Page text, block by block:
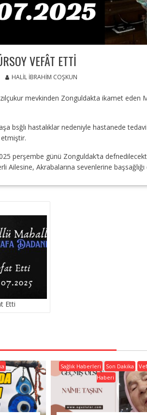
VEFÂT ETTI
HALIL İBRAHIM COŞKUN
mevkinden Zonguldakta ikamet eden
bsğlı hastalıklar nedeniyle hastanede
perşembe günü Zonguldak’ta
Ailesine, Akrabalarına sevenlerine
Etti
Sağlık Haberleri Son Dakika
Haberi